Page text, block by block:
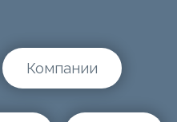
Компании